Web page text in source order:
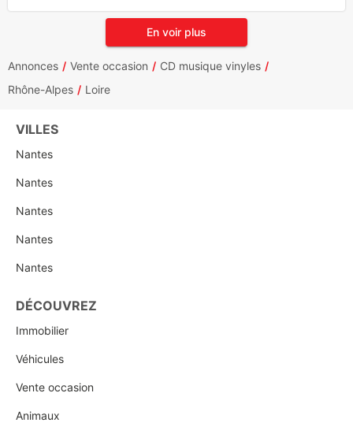
En voir plus
Annonces Vente occasion
CD musique vinyles
Rhône-Alpes
Loire
VILLES
Nantes
Nantes
Nantes
Nantes
Nantes
DÉCOUVREZ
Immobilier
Véhicules
Vente occasion
Animaux